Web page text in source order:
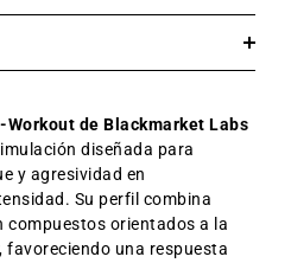
de Blackmarket Labs
diseñada para
y agresividad en
Su perfil combina
orientados a la
una respuesta